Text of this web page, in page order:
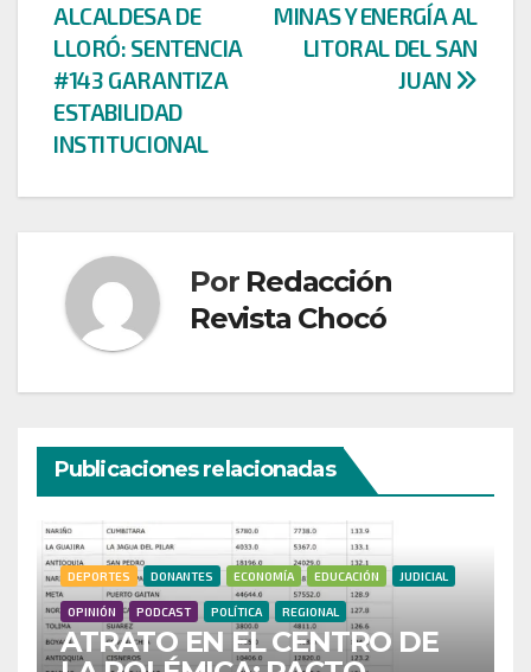
MINAS Y ENERGÍA AL
LITORAL DEL SAN
JUAN
ALCALDESA DE
LLORÓ: SENTENCIA
#143 GARANTIZA
ESTABILIDAD
INSTITUCIONAL
Por Redacción
Revista Chocó
Publicaciones relacionadas
DEPORTES DONANTES ECONOMÍA EDUCACIÓN JUDICIAL
OPINIÓN PODCAST POLÍTICA REGIONAL
ATRATO EN EL CENTRO DE